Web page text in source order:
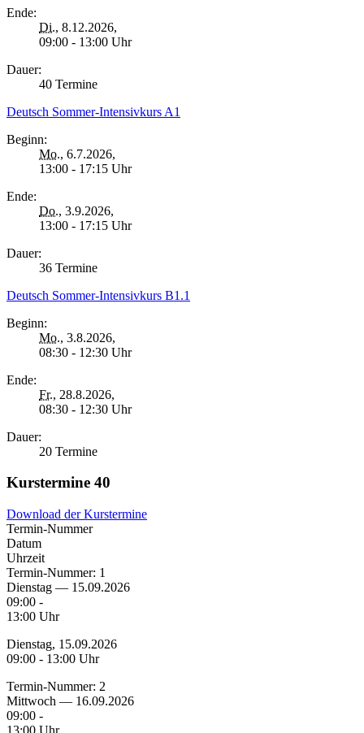
Ende:
Di., 8.12.2026,
09:00 - 13:00 Uhr
Dauer:
40 Termine
Deutsch Sommer-Intensivkurs A1
Beginn:
Mo., 6.7.2026,
13:00 - 17:15 Uhr
Ende:
Do., 3.9.2026,
13:00 - 17:15 Uhr
Dauer:
36 Termine
Deutsch Sommer-Intensivkurs B1.1
Beginn:
Mo., 3.8.2026,
08:30 - 12:30 Uhr
Ende:
Fr., 28.8.2026,
08:30 - 12:30 Uhr
Dauer:
20 Termine
Kurstermine 40
Download der Kurstermine
Termin-Nummer
Datum
Uhrzeit
Termin-Nummer: 1
Dienstag — 15.09.2026
09:00 -
13:00 Uhr
Dienstag, 15.09.2026
09:00 - 13:00 Uhr
Termin-Nummer: 2
Mittwoch — 16.09.2026
09:00 -